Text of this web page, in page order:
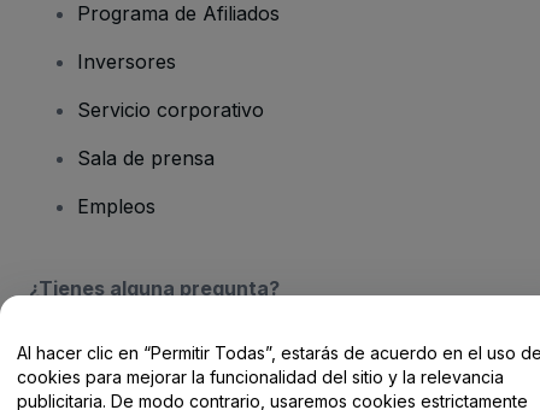
Programa de Afiliados
Inversores
Servicio corporativo
Sala de prensa
Empleos
¿Tienes alguna pregunta?
Centro de Ayuda / Contacto
Al hacer clic en “Permitir Todas”, estarás de acuerdo en el uso
cookies para mejorar la funcionalidad del sitio y la relevancia
publicitaria. De modo contrario, usaremos cookies estrictamente